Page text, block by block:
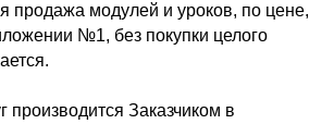
продажа модулей и уроков, по цене,
№1, без покупки целого
производится Заказчиком в